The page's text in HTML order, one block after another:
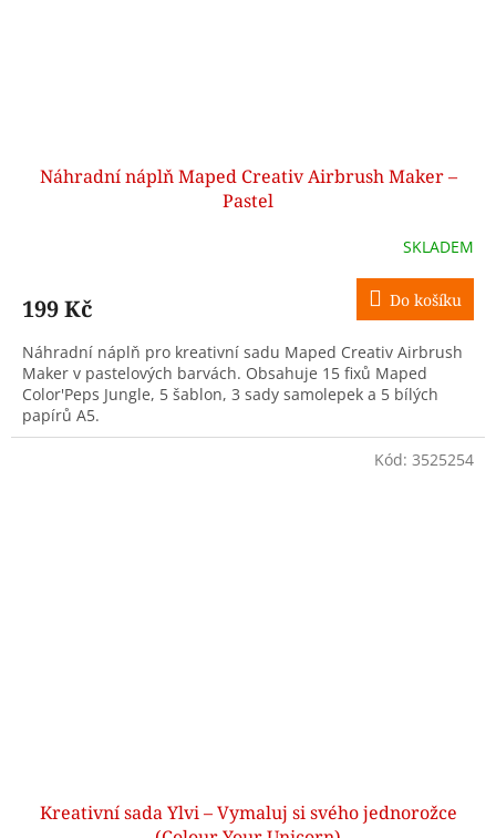
Náhradní náplň Maped Creativ Airbrush Maker –
Pastel
SKLADEM
199 Kč Do košíku
Náhradní náplň pro kreativní sadu Maped Creativ Airbrush
Maker v pastelových barvách. Obsahuje 15 fixů Maped
Color'Peps Jungle, 5 šablon, 3 sady samolepek a 5 bílých
papírů A5.
Kreativní sada Ylvi – Vymaluj si svého jednorožce
Kód: 3525254